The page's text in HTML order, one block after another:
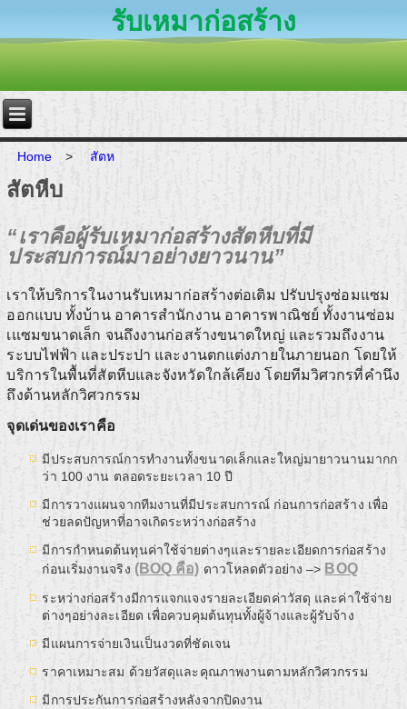
รับเหมาก่อสร้าง
Home > สัตห
สัตหีบ
“เราคือผู้รับเหมาก่อสร้างสัตหีบที่มี
ประสบการณ์มาอย่างยาวนาน”
เราให้บริการในงานรับเหมาก่อสร้างต่อเติม ปรับปรุงซ่อมแซม
ออกแบบ ทั้งบ้าน อาคารสำนักงาน อาคารพาณิชย์ ทั้งงานซ่อม
เแซมขนาดเล็ก จนถึงงานก่อสร้างขนาดใหญ่ และรวมถึงงาน
ระบบไฟฟ้า และประปา และงานตกแต่งภายในภายนอก โดยให้
บริการในพื้นที่สัตหีบและจังหวัดใกล้เคียง โดยทีมวิศวกรที่คำนึง
ถึงด้านหลักวิศวกรรม
จุดเด่นของเราคือ
มีประสบการณ์การทำงานทั้งขนาดเล็กและใหญ่มายาวนานมากก
ว่า 100 งาน ตลอดระยะเวลา 10 ปี
มีการวางแผนจากทีมงานที่มีประสบการณ์ ก่อนการก่อสร้าง เพื่อ
ช่วยลดปัญหาที่อาจเกิดระหว่างก่อสร้าง
มีการกำหนดต้นทุนค่าใช้จ่ายต่างๆและรายละเอียดการก่อสร้าง
ก่อนเริ่มงานจริง (BOQ คือ) ดาวโหลดตัวอย่าง –> BOQ
ระหว่างก่อสร้างมีการแจกแจงรายละเอียดค่าวัสดุ และค่าใช้จ่าย
ต่างๆอย่างละเอียด เพื่อควบคุมต้นทุนทั้งผู้จ้างและผู้รับจ้าง
มีแผนการจ่ายเงินเป็นงวดที่ชัดเจน
ราคาเหมาะสม ด้วยวัสดุและคุณภาพงานตามหลักวิศวกรรม
มีการประกันการก่อสร้างหลังจากปิดงาน